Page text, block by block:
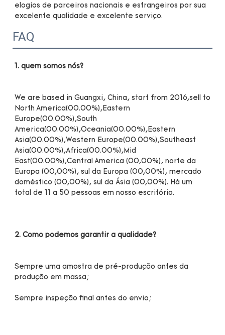
elogios de parceiros nacionais e estrangeiros por sua
FAQ
We are based in Guangxi, China, start from 2016,sell to
North America(00.00%),Eastern
Europe(00.00%),South
America(00.00%),Oceania(00.00%),Eastern
Asia(00.00%),Western Europe(00.00%),Southeast
Asia(00.00%),Africa(00.00%),Mid
East(00.00%),Central America (00,00%), norte da
Europa (00,00%), sul da Europa (00,00%), mercado
doméstico (00,00%), sul da Ásia (00,00%). Há um
Sempre uma amostra de pré-produção antes da